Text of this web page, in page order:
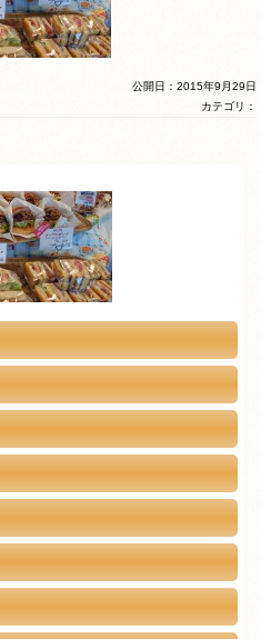
公開日：2015年9月29日
カテゴリ：